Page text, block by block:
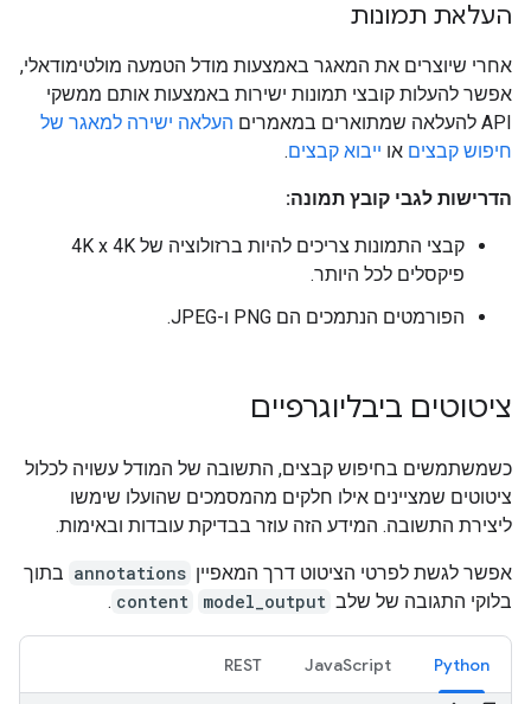
העלאת תמונות
אחרי שיוצרים את המאגר באמצעות מודל הטמעה מולטימודאלי,
אפשר להעלות קובצי תמונות ישירות באמצעות אותם ממשקי
API להעלאה שמתוארים במאמרים
העלאה ישירה למאגר של
חיפוש קבצים או ייבוא קבצים.
הדרישות לגבי קובץ תמונה:
קבצי התמונות צריכים להיות ברזולוציה של 4K x 4K
פיקסלים לכל היותר.
הפורמטים הנתמכים הם PNG ו-JPEG.
ציטוטים ביבליוגרפיים
כשמשתמשים בחיפוש קבצים, התשובה של המודל עשויה לכלול
ציטוטים שמציינים אילו חלקים מהמסמכים שהועלו שימשו
ליצירת התשובה. המידע הזה עוזר בבדיקת עובדות ובאימות.
אפשר לגשת לפרטי הציטוט דרך המאפיין annotations בתוך
בלוקי התגובה של שלב model_output
content
.
Python
JavaScript
REST